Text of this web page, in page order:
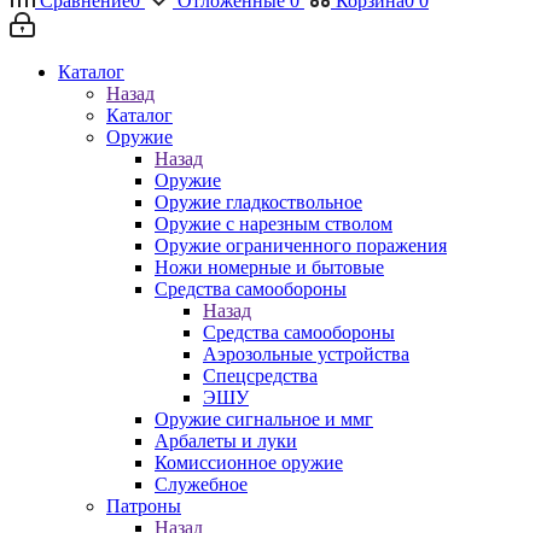
Каталог
Назад
Каталог
Оружие
Назад
Оружие
Оружие гладкоствольное
Оружие с нарезным стволом
Оружие ограниченного поражения
Ножи номерные и бытовые
Средства самообороны
Назад
Средства самообороны
Аэрозольные устройства
Спецсредства
ЭШУ
Оружие сигнальное и ммг
Арбалеты и луки
Комиссионное оружие
Служебное
Патроны
Назад